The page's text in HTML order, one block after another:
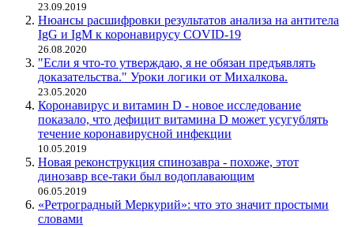
23.09.2019
Нюансы расшифровки результатов анализа на антитела
IgG и IgM к коронавирусу COVID-19
26.08.2020
"Если я что-то утверждаю, я не обязан предъявлять
доказательства." Уроки логики от Михалкова.
23.05.2020
Коронавирус и витамин D - новое исследование
показало, что дефицит витамина D может усугублять
течение коронавирусной инфекции
10.05.2019
Новая реконструкция спинозавра - похоже, этот
динозавр все-таки был водоплавающим
06.05.2019
«Ретроградный Меркурий»: что это значит простыми
словами